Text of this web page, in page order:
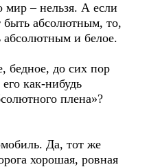
мир – нельзя. А если
быть абсолютным, то,
и белое.
бедное, до сих пор
как-нибудь
плена»?
Да, тот же
хорошая, ровная